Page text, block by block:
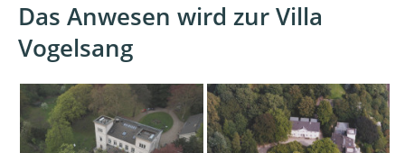
Das Anwesen wird zur Villa
Vogelsang